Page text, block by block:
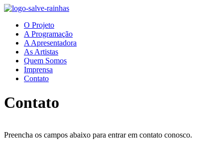
O Projeto
A Programação
A Apresentadora
As Artistas
Quem Somos
Imprensa
Contato
Contato
Preencha os campos abaixo para entrar em contato conosco.